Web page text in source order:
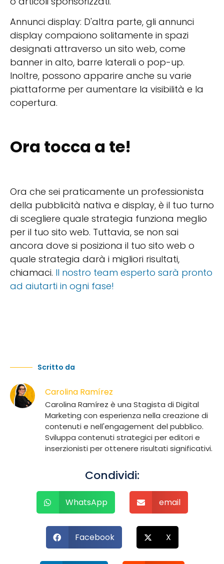
Annunci display: D'altra parte, gli annunci
display compaiono solitamente in spazi
designati attraverso un sito web, come
banner in alto, barre laterali o pop-up.
Inoltre, possono apparire anche su varie
piattaforme per aumentare la visibilità e la
copertura.
Ora tocca a te!
Ora che sei praticamente un professionista
della pubblicità nativa e display, è il tuo turno
di scegliere quale strategia funziona meglio
per il tuo sito web. Tuttavia, se non sai
ancora dove si posiziona il tuo sito web o
quale strategia darà i migliori risultati,
chiamaci. Il nostro team esperto sarà pronto
ad aiutarti in ogni fase!
Scritto da
Carolina Ramírez
Carolina Ramírez è una Stagista di Digital
Marketing con esperienza nella creazione di
contenuti e nell'engagement del pubblico.
Sviluppa contenuti strategici per editori e
inserzionisti per ottenere risultati significativi.
Condividi:
WhatsApp email
Facebook X